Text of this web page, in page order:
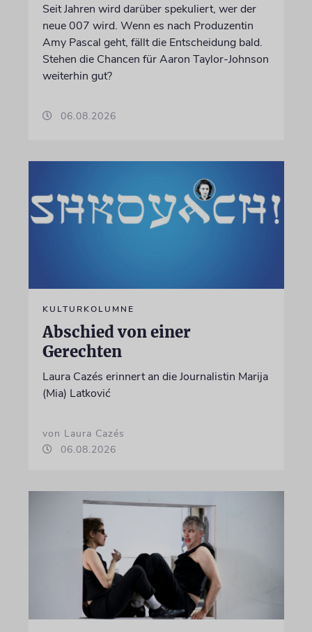
Seit Jahren wird darüber spekuliert, wer der
neue 007 wird. Wenn es nach Produzentin
Amy Pascal geht, fällt die Entscheidung bald.
Stehen die Chancen für Aaron Taylor-Johnson
weiterhin gut?
06.08.2026
KULTURKOLUMNE
Abschied von einer
Gerechten
Laura Cazés erinnert an die Journalistin Marija
(Mia) Latković
von Laura Cazés
06.08.2026